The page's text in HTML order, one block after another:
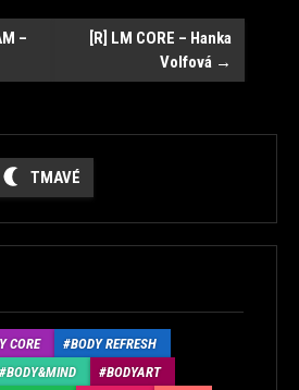
–
[R] LM CORE – Hanka
Volfová →
TMAVÉ
CORE
BODY REFRESH
BODY&MIND
BODYART